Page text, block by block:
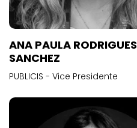
ANA PAULA RODRIGUES
SANCHEZ
PUBLICIS - Vice Presidente